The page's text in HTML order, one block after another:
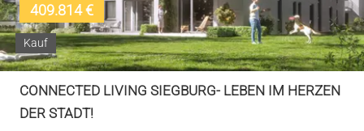
409.814 €
Kauf
CONNECTED LIVING SIEGBURG- LEBEN IM HERZEN
DER STADT!